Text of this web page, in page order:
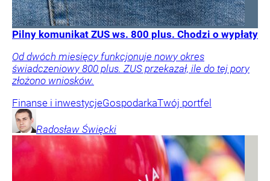
Pilny komunikat ZUS ws. 800 plus. Chodzi o wypłaty
Od dwóch miesięcy funkcjonuje nowy okres
świadczeniowy 800 plus. ZUS przekazał, ile do tej pory
złożono wniosków.
Finanse i inwestycjeGospodarkaTwój portfel
Radosław Święcki